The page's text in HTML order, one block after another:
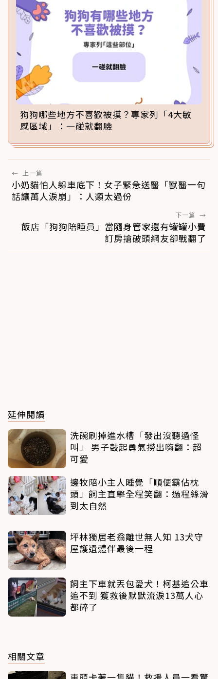
狗狗哪些地方不喜歡被摸？專家列「4大敏
感區域」：一碰就翻臉
← 上一篇
小奶貓怕人躲車底下！女子緊急送醫「獸醫一句
話讓萬人淚崩」：人類太過份
下一篇 →
飯店「狗狗陪睡員」當隨身管家還有罐罐小費
訂房搶破頭網友卻戰翻了
延伸閱讀
洗碗刷掉進水槽「發出沒聽過怪
叫」 男子鼓起勇氣撈出嗨翻：超
可愛
邊牧陪小主人睡覺「順便霸佔枕
頭」飼主直擊全程笑翻：過程絲滑
到太自然
坪林獨居老翁離世無人知 13犬守
屋護遺體伴最後一程
飼主下車就丟包愛犬！柯基追公車
追不到 獲救後默默流淚13萬人心
都碎了
相關文章